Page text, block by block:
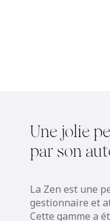
Une jolie
par son
La Zen est une
gestionnaire et
Cette gamme a